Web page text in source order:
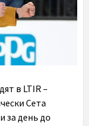
в LTIR –
Сета
за день до